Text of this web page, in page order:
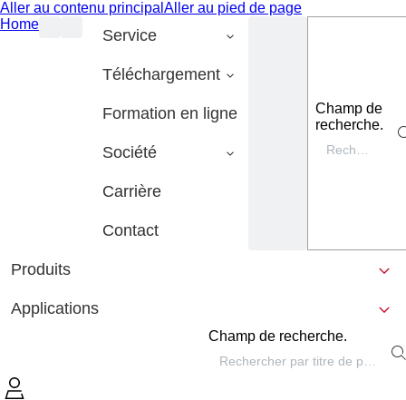
Aller au contenu principal Aller au pied de page
Home
Service
Téléchargement
Formation en ligne
Société
Carrière
Contact
Champ de
recherche.
Produits
Applications
Champ de recherche.